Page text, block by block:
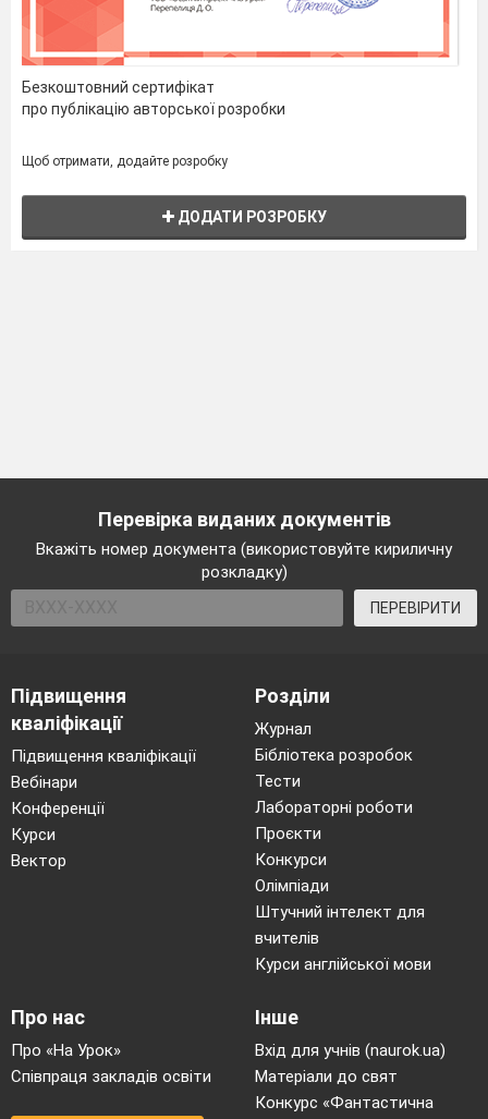
Безкоштовний сертифікат
про публікацію авторської розробки
Щоб отримати, додайте розробку
ДОДАТИ РОЗРОБКУ
Перевірка виданих документів
Вкажіть номер документа (використовуйте кириличну
розкладку)
ПЕРЕВІРИТИ
Підвищення
кваліфікації
Підвищення кваліфікації
Вебінари
Конференції
Курси
Вектор
Розділи
Журнал
Бібліотека розробок
Тести
Лабораторні роботи
Проєкти
Конкурси
Олімпіади
Штучний інтелект для
вчителів
Курси англійської мови
Про нас
Про «На Урок»
Співпраця закладів освіти
Інше
Вхід для учнів (naurok.ua)
Матеріали до свят
Конкурс «Фантастична